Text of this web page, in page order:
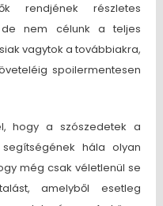
rendjének részletes
nem célunk a teljes
vagytok a továbbiakra,
spoilermentesen
hogy a szószedetek a
hála olyan
még csak véletlenül se
amelyből esetleg